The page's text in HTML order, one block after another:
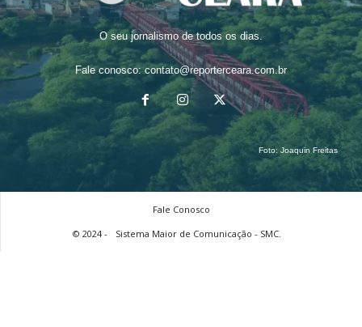
O seu jornalismo de todos os dias.
Fale conosco: contato@reporterceara.com.br
Foto: Joaquin Freitas
Fale Conosco
© 2024 -
Sistema Maior de Comunicação - SMC.